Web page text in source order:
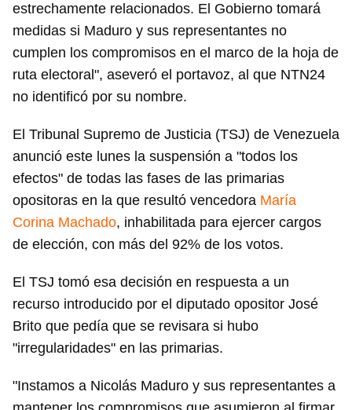
estrechamente relacionados. El Gobierno tomará
medidas si Maduro y sus representantes no
cumplen los compromisos en el marco de la hoja de
ruta electoral", aseveró el portavoz, al que NTN24
no identificó por su nombre.
El Tribunal Supremo de Justicia (TSJ) de Venezuela
anunció este lunes la suspensión a "todos los
efectos" de todas las fases de las primarias
opositoras en la que resultó vencedora María
Corina Machado, inhabilitada para ejercer cargos
de elección, con más del 92% de los votos.
El TSJ tomó esa decisión en respuesta a un
recurso introducido por el diputado opositor José
Brito que pedía que se revisara si hubo
"irregularidades" en las primarias.
"Instamos a Nicolás Maduro y sus representantes a